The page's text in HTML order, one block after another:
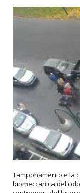
Tamponamento e la
biomeccanica del